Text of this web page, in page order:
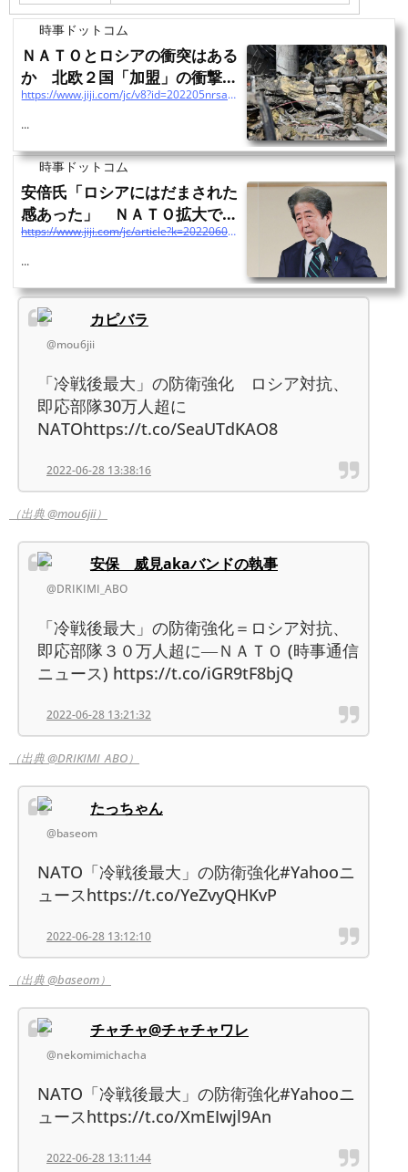
時事ドットコム
ＮＡＴＯとロシアの衝突はある
か 北欧２国「加盟」の衝撃：
時事ドットコム
https://www.jiji.com/jc/v8?id=202205nrsa&utm_source=yahoo&utm_medium=referral&utm_campaign=link_back_edit_vb
...
時事ドットコム
安倍氏「ロシアにはだまされた
感あった」 ＮＡＴＯ拡大で、
侵攻は批判：時事ドッ...
https://www.jiji.com/jc/article?k=2022060400398&g=pol&utm_source=yahoo&utm_medium=referral&utm_campaign=link_back_edit_vb
...
カピバラ
@mou6jii
「冷戦後最大」の防衛強化 ロシア対抗、
即応部隊30万人超に
NATOhttps://t.co/SeaUTdKAO8
2022-06-28 13:38:16
（出典 @mou6jii）
安保 威見akaバンドの執事
@DRIKIMI_ABO
「冷戦後最大」の防衛強化＝ロシア対抗、
即応部隊３０万人超に―ＮＡＴＯ (時事通信
ニュース) https://t.co/iGR9tF8bjQ
2022-06-28 13:21:32
（出典 @DRIKIMI_ABO）
たっちゃん
@baseom
NATO「冷戦後最大」の防衛強化#Yahooニ
ュースhttps://t.co/YeZvyQHKvP
2022-06-28 13:12:10
（出典 @baseom）
チャチャ@チャチャワレ
@nekomimichacha
NATO「冷戦後最大」の防衛強化#Yahooニ
ュースhttps://t.co/XmEIwjl9An
2022-06-28 13:11:44